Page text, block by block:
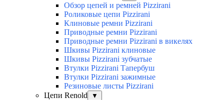
Обзор цепей и ремней Pizzirani
Роликовые цепи Pizzirani
Клиновые ремни Pizzirani
Приводные ремни Pizzirani
Приводные ремни Pizzirani в викелях
Шкивы Pizzirani клиновые
Шкивы Pizzirani зубчатые
Втулки Pizzirani Тапербуш
Втулки Pizzirani зажимные
Резиновые листы Pizzirani
Цепи Renold
▼